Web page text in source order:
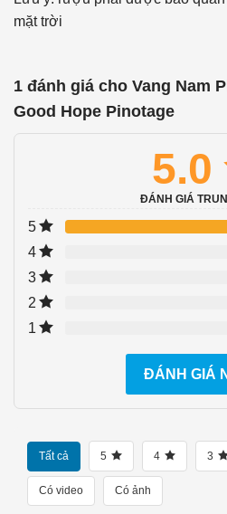
mặt trời
1 đánh giá cho Vang Nam
Good Hope Pinotage
5.0
ĐÁNH GIÁ
5
4
3
2
1
ĐÁNH GIÁ
Tất cả 5 4 3
Có video Có ảnh